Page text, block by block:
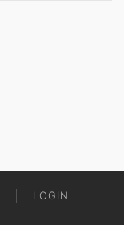
LOGIN